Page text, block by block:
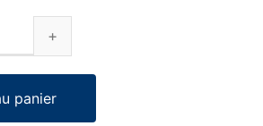
panier